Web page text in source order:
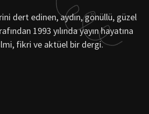
dert edinen, aydın, gönüllü, güzel
1993 yılında yayın hayatına
ilmi, fikri ve aktüel bir dergi.